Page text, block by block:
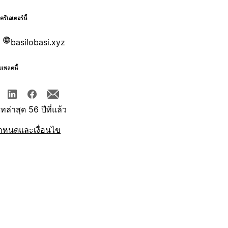
รีเอเตอร์นี้
basilobasi.xyz
เพลตนี้
ทล่าสุด 56 ปีที่แล้ว
นดและเงื่อนไข